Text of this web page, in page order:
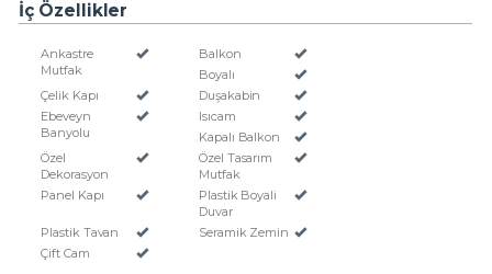
İç Özellikler
Ankastre
Mutfak
Balkon
Boyalı
Çelik Kapı
Duşakabin
Ebeveyn
Banyolu
Isıcam
Kapalı Balkon
Özel
Dekorasyon
Özel Tasarım
Mutfak
Panel Kapı
Plastik Boyali
Duvar
Plastik Tavan
Seramik Zemin
Çift Cam